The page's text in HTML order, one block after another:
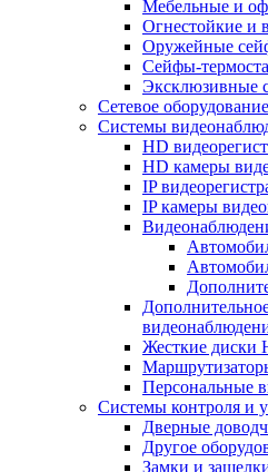
Мебельные и
Огнестойкие и
Оружейные
Сейфы-
Эксклюзивные
Сетевое оборудование
Системы
HD
HD камеры
IP
IP камеры
Жесткие диски
Персональные
Системы контроля и
Дверные
Другое
Замки и